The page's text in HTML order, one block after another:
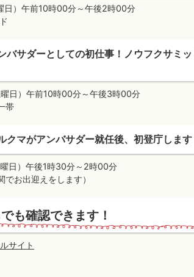
日）午前10時00分～午後2時00分
バサダーとしての初仕事！ノウフクサミ
日）午前10時00分～午後3時00分
帯
クマがアンバサダー就任後、初登庁します
日）午後1時30分～2時00分
お出迎えをします）
も確認できます！
サイト